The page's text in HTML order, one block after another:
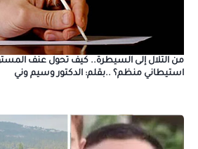
من التلال إلى السيطرة.. كيف تحول عنف
استيطاني منظم؟ ..بقلم: الدكتور وسيم وني